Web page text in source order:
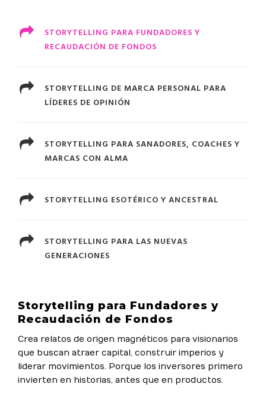
STORYTELLING PARA FUNDADORES Y
RECAUDACIÓN DE FONDOS
STORYTELLING DE MARCA PERSONAL PARA
LÍDERES DE OPINIÓN
STORYTELLING PARA SANADORES, COACHES Y
MARCAS CON ALMA
STORYTELLING ESOTÉRICO Y ANCESTRAL
STORYTELLING PARA LAS NUEVAS
GENERACIONES
Storytelling para Fundadores y
Recaudación de Fondos
Crea relatos de origen magnéticos para visionarios
que buscan atraer capital, construir imperios y
liderar movimientos. Porque los inversores primero
invierten en historias, antes que en productos.